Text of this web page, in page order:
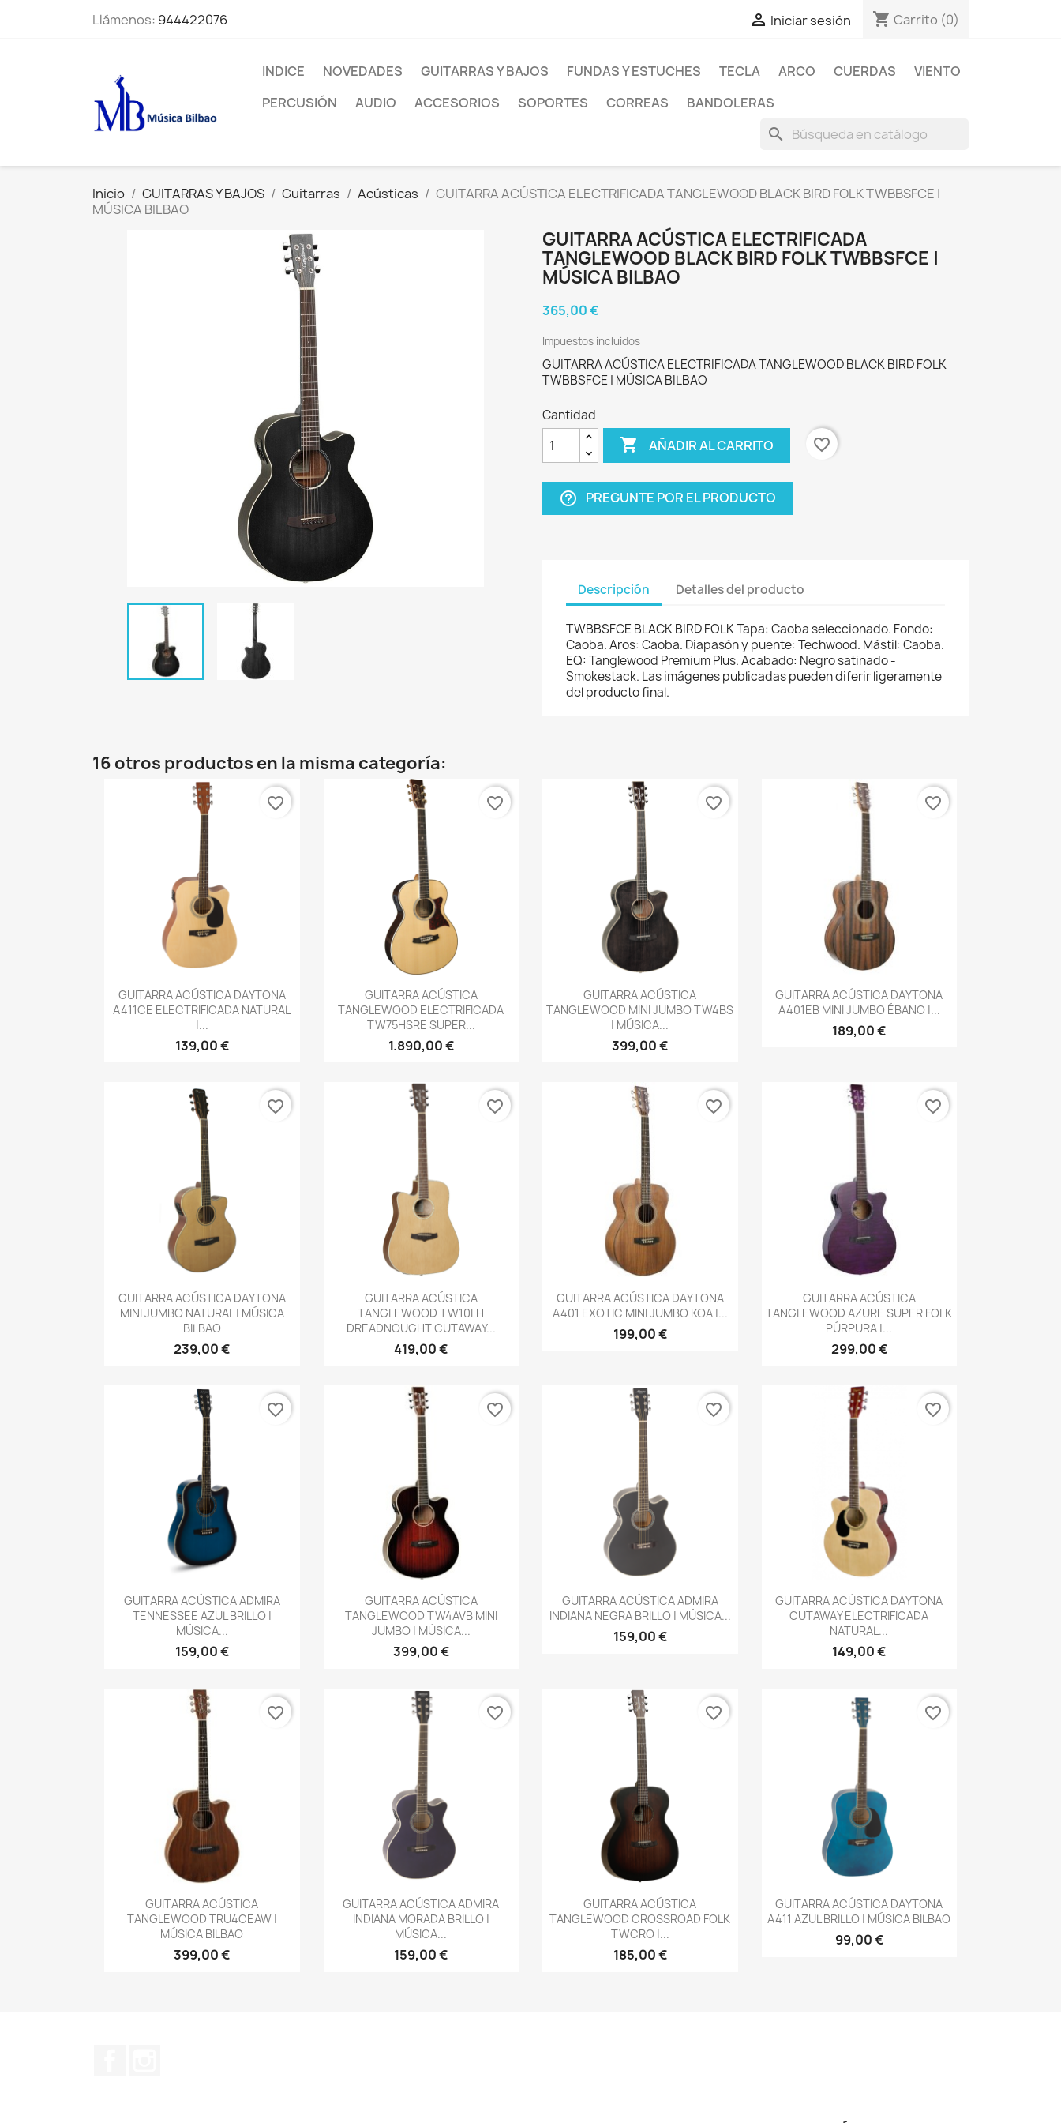
Llámenos: 944422076  Iniciar sesión shopping_cart Carrito (0)
INDICE NOVEDADES GUITARRAS Y BAJOS FUNDAS Y ESTUCHES TECLA ARCO CUERDAS
VIENTO
PERCUSIÓN
AUDIO ACCESORIOS SOPORTES CORREAS BANDOLERAS
search
Inicio GUITARRAS Y BAJOS Guitarras Acústicas
GUITARRA ACÚSTICA ELECTRIFICADA TANGLEWOOD BLACK BIRD FOLK TWBBSFCE |
MÚSICA BILBAO
GUITARRA ACÚSTICA ELECTRIFICADA
TANGLEWOOD BLACK BIRD FOLK TWBBSFCE |
MÚSICA BILBAO
365,00 €
Impuestos incluidos
GUITARRA ACÚSTICA ELECTRIFICADA TANGLEWOOD BLACK BIRD FOLK
TWBBSFCE | MÚSICA BILBAO
Cantidad
 AÑADIR AL CARRITO favorite_border
help_outline PREGUNTE POR EL PRODUCTO
Descripción Detalles del producto
TWBBSFCE BLACK BIRD FOLK Tapa: Caoba seleccionado. Fondo:
Caoba. Aros: Caoba. Diapasón y puente: Techwood. Mástil: Caoba.
EQ: Tanglewood Premium Plus. Acabado: Negro satinado -
Smokestack. Las imágenes publicadas pueden diferir ligeramente
del producto final.
16 otros productos en la misma categoría:
 Vista rápida
GUITARRA ACÚSTICA DAYTONA
A411CE ELECTRIFICADA NATURAL
|...
139,00 €
favorite_border
Vista rápida
GUITARRA ACÚSTICA
TANGLEWOOD ELECTRIFICADA
TW75HSRE SUPER...
1.890,00 €
favorite_border
Vista rápida
GUITARRA ACÚSTICA
TANGLEWOOD MINI JUMBO TW4BS
| MÚSICA...
399,00 €
favorite_border
 Vista rápida
GUITARRA ACÚSTICA DAYTONA
A401EB MINI JUMBO ÉBANO |...
189,00 €
favorite_border
 Vista rápida
GUITARRA ACÚSTICA DAYTONA
MINI JUMBO NATURAL | MÚSICA
BILBAO
239,00 €
favorite_border
Vista rápida
GUITARRA ACÚSTICA
TANGLEWOOD TW10LH
DREADNOUGHT CUTAWAY...
419,00 €
favorite_border
 Vista rápida
GUITARRA ACÚSTICA DAYTONA
A401 EXOTIC MINI JUMBO KOA |...
199,00 €
favorite_border
Vista rápida
GUITARRA ACÚSTICA
TANGLEWOOD AZURE SUPER FOLK
PÚRPURA |...
299,00 €
favorite_border
Vista rápida
GUITARRA ACÚSTICA ADMIRA
TENNESSEE AZUL BRILLO |
MÚSICA...
159,00 €
favorite_border
Vista rápida
GUITARRA ACÚSTICA
TANGLEWOOD TW4AVB MINI
JUMBO | MÚSICA...
399,00 €
favorite_border
Vista rápida
GUITARRA ACÚSTICA ADMIRA
INDIANA NEGRA BRILLO | MÚSICA...
159,00 €
favorite_border
 Vista rápida
GUITARRA ACÚSTICA DAYTONA
CUTAWAY ELECTRIFICADA
NATURAL...
149,00 €
favorite_border
Vista rápida
GUITARRA ACÚSTICA
TANGLEWOOD TRU4CEAW |
MÚSICA BILBAO
399,00 €
favorite_border
Vista rápida
GUITARRA ACÚSTICA ADMIRA
INDIANA MORADA BRILLO |
MÚSICA...
159,00 €
favorite_border
Vista rápida
GUITARRA ACÚSTICA
TANGLEWOOD CROSSROAD FOLK
TWCRO |...
185,00 €
favorite_border
 Vista rápida
GUITARRA ACÚSTICA DAYTONA
A411 AZUL BRILLO | MÚSICA BILBAO
99,00 €
favorite_border